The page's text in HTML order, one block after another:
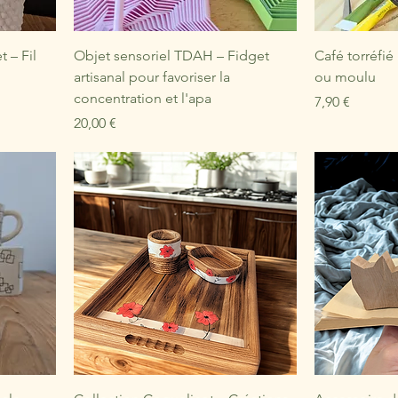
– Fil
Objet sensoriel TDAH – Fidget
artisanal pour favoriser la
concentration et l'apa
Prix
20,00 €
Café torréfié
ou moulu
Prix
7,90 €